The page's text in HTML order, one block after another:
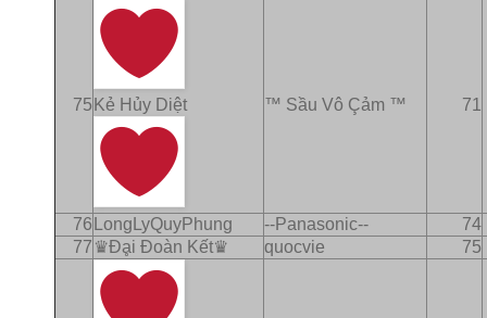
75 Kẻ Hủy Diệt ™ Sầu Vô Çảm ™ 71
76 LongLyQuyPhung --Panasonic--
74
77 ♛Ðḁi Ðoàn Kết♛ quocvie 75